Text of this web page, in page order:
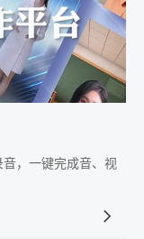
，一键完成音、视